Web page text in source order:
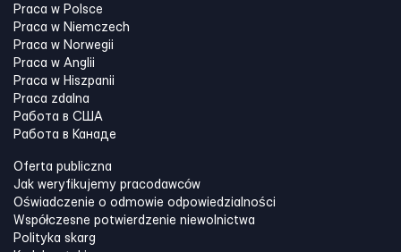
Praca w Polsce
Praca w Niemczech
Praca w Norwegii
Praca w Anglii
Praca w Hiszpanii
Praca zdalna
Работа в США
Работа в Канадe
Oferta publiczna
Jak weryfikujemy pracodawców
Oświadczenie o odmowie odpowiedzialności
Współczesne potwierdzenie niewolnictwa
Polityka skarg